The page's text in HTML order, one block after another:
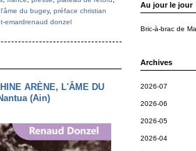
Au jour le jour
Bric-à-brac de
Archives
2026-07
2026-06
2026-05
2026-04
du bugey, préface christian
emardrenaud donzel
ARÈNE, L'ÂME DU
(Ain)